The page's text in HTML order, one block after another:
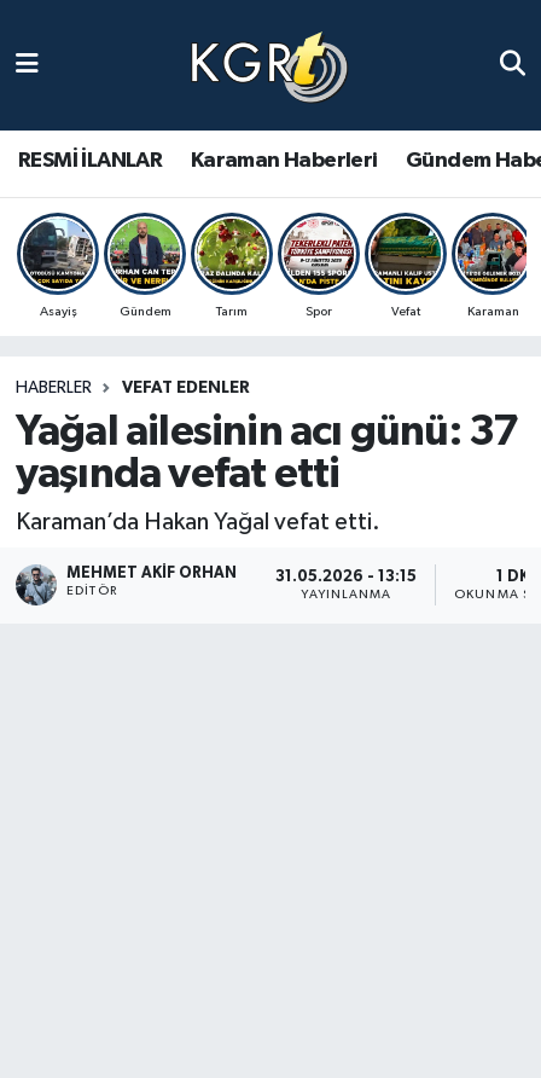
RESMİ İLANLAR Karaman Haberleri Gündem
Asayiş Gündem Tarım Spor Vefat Karaman
HABERLER VEFAT EDENLER
Yağal ailesinin acı günü: 37
yaşında vefat etti
Karaman’da Hakan Yağal vefat etti.
MEHMET AKIF ORHAN
EDITÖR
31.05.2026 - 13:15
YAYINLANMA
1 DK
OKUNMA
Gündem Haberleri
Güncel Haberler
Spor Haberleri
Ulusal Haberler
Vefat Edenler